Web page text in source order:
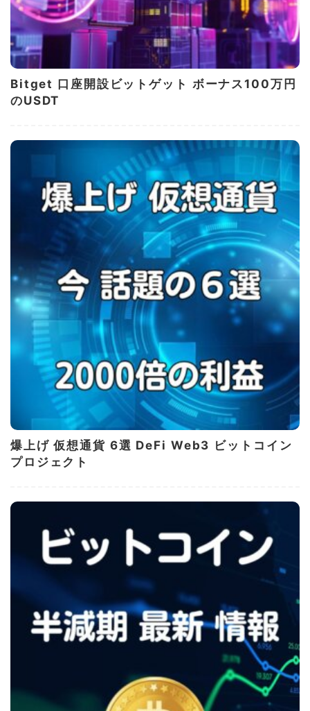
Bitget 口座開設ビットゲット ボーナス100万円
のUSDT
爆上げ 仮想通貨 6選 DeFi Web3 ビットコイン
プロジェクト